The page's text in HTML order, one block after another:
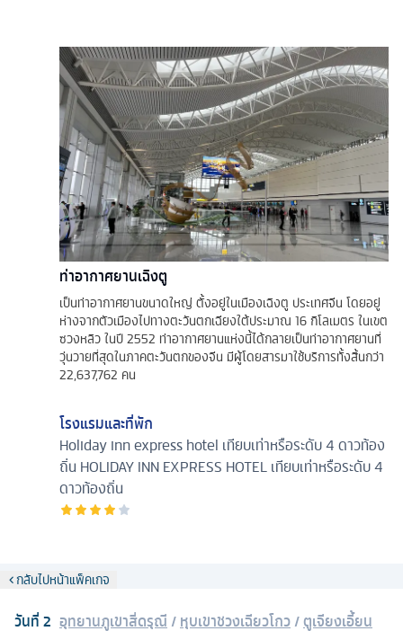
ท่าอากาศยานเฉิงตู
เป็นท่าอากาศยานขนาดใหญ่ ตั้งอยู่ในเมืองเฉิงตู ประเทศจีน โดยอยู่
ห่างจากตัวเมืองไปทางตะวันตกเฉียงใต้ประมาณ 16 กิโลเมตร ในเขต
ซวงหลิว ในปี 2552 ท่าอากาศยานแห่งนี้ได้กลายเป็นท่าอากาศยานที่
วุ่นวายที่สุดในภาคตะวันตกของจีน มีผู้โดยสารมาใช้บริการทั้งสิ้นกว่า
22,637,762 คน
โรงแรมและที่พัก
Holiday inn express hotel เทียบเท่าหรือระดับ 4 ดาวท้อง
ถิ่น HOLIDAY INN EXPRESS HOTEL เทียบเท่าหรือระดับ 4
ดาวท้องถิ่น
กลับไปหน้าแพ็คเกจ
วันที่2 อุทยานภูเขาสี่ดรุณี /หุบเขาชวงเฉียวโกว/ตูเจียงเอี้ยน